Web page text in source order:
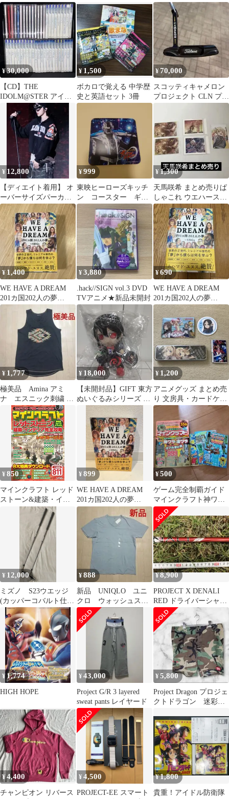
クトJ機械の少年ピーノ
公式ガイドブック
Childhood Education
×SDGs
¥30,000
【CD】THE
IDOLM@STER アイド
ルマスター 46枚 まとめ
売り
¥ 1,500
ボカロで覚える 中学歴
史と英語セット 3冊
¥70,000
スコッティキャメロン
プロジェクト CLN プロ
トタイプ ガンブルーフ
¥ 12,800
【ディエイト着用】 オ
ーバーサイズパーカー
XL即発送1度着用
¥999
東映ヒーローズキッチ
ン コースター ギャ
バン・ブシドー
¥ 1,300
天馬咲希 まとめ売りぱ
しゃこれ ウエハースク
リエイターズフェスタ
エピカ 箔押し
¥ 1,400
WE HAVE A DREAM
201カ国202人の夢
×SDGs
¥3,880
.hack//SIGN vol.3 DVD
TVアニメ★新品未開封
¥690
WE HAVE A DREAM
201カ国202人の夢
×SDGs
¥ 1,777
極美品 Amina アミ
ナ エスニック刺繍 タ
ンクトップ ノースリー
¥ 18,000
【未開封品】GIFT 東方
ぬいぐるみシリーズ ふ
もふもぬえ。
¥ 1,200
アニメグッズ まとめ売
り 文房具・カードケー
ス・紙コースターセッ
¥850
マインクラフト レッド
ストーン&建築・イン
テリア完全攻略
¥899
WE HAVE A DREAM
201カ国202人の夢
×SDGs
¥500
ゲーム完全制覇ガイド
マインクラフト神ワザ
&凄ワザダブルまとめ
¥ 12,000
ミズノ S23ウエッジ
(カッパーコバルト仕上
げ)2本セット
¥888
新品 UNIQLO ユニ
クロ ウォッシュスラ
ブ Vネック Tシャツ
半袖
¥8,900
PROJECT X DENALI
RED ドライバーシャフ
ト タイトスリープ付
¥ 1,774
HIGH HOPE
¥43,000
Project G/R 3 layered
sweat pants レイヤード
¥5,800
Project Dragon プロジェ
クトドラゴン 迷彩柄
¥4,400
チャンピオン リバース
¥4,500
PROJECT-EE スマート
¥1,800
貴重！アイドル防衛隊